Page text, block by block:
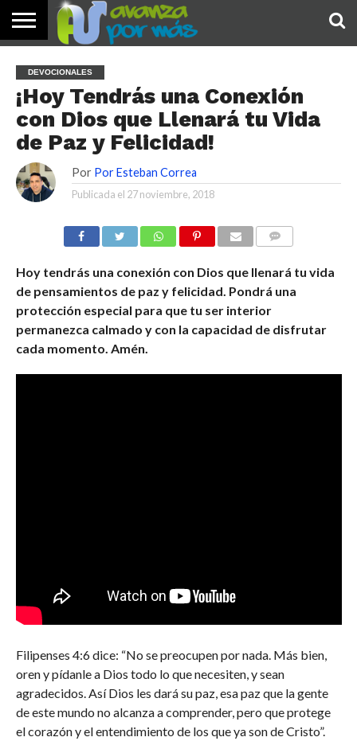
PALABRA
DE HOY
DEVOCIONALES
NOTICIAS
TESTIMONIOS
ORACIONES
SOBRE
NOSOTROS
IMÁGENES
DEVOCIONALES
¡Hoy Tendrás una Conexión
con Dios que Llenará tu Vida
de Paz y Felicidad!
Por Por Esteban Correa
Publicada el 27 noviembre, 2018
Hoy tendrás una conexión con Dios que llenará tu vida
de pensamientos de paz y felicidad. Pondrá una
protección especial para que tu ser interior
permanezca calmado y con la capacidad de disfrutar
cada momento. Amén.
Filipenses 4:6 dice: “No se preocupen por nada. Más bien,
oren y pídanle a Dios todo lo que necesiten, y sean
agradecidos. Así Dios les dará su paz, esa paz que la gente
de este mundo no alcanza a comprender, pero que protege
el corazón y el entendimiento de los que ya son de Cristo”.